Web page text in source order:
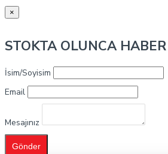
×
STOKTA OLUNCA
İsim/Soyisim
Email
Mesajınız
Gönder